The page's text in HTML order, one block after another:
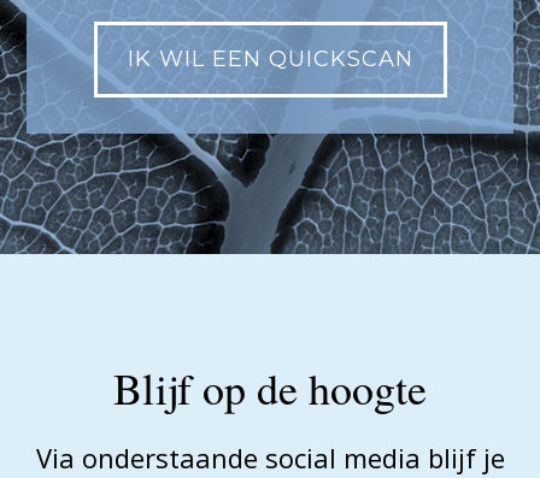
IK WIL EEN QUICKSCAN
Blijf op de hoogte
Via onderstaande social media blijf je